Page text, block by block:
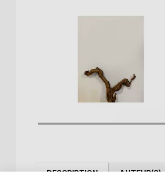
DESCRIPTION AUTEUR(S)